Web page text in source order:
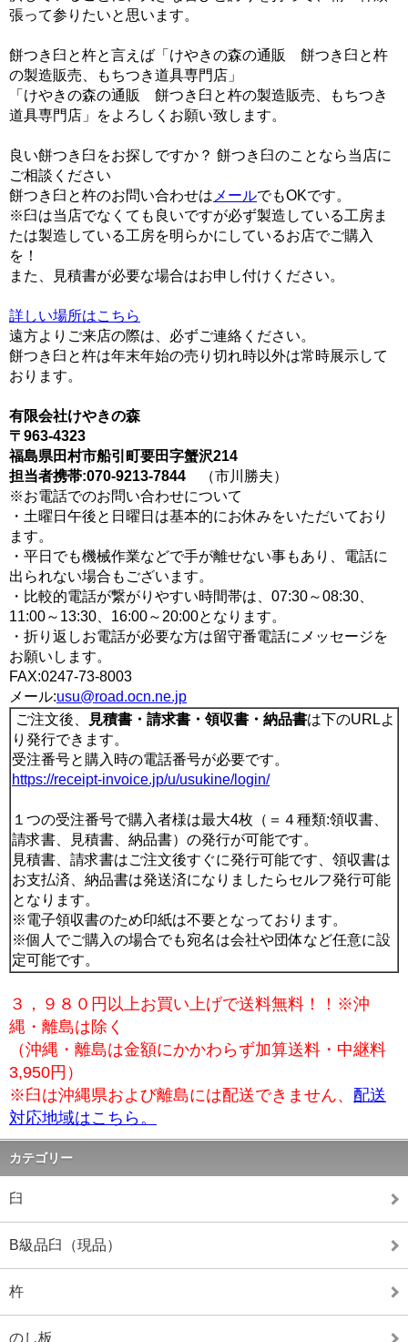
張って参りたいと思います。
餅つき臼と杵と言えば「けやきの森の通販 餅つき臼と杵
の製造販売、もちつき道具専門店」
「けやきの森の通販 餅つき臼と杵の製造販売、もちつき
道具専門店」をよろしくお願い致します。
良い餅つき臼をお探しですか？ 餅つき臼のことなら当店に
ご相談ください
餅つき臼と杵のお問い合わせは メールでもOKです。
※臼は当店でなくても良いですが必ず製造している工房ま
たは製造している工房を明らかにしているお店でご購入
を！
また、見積書が必要な場合はお申し付けください。
詳しい場所はこちら
遠方よりご来店の際は、必ずご連絡ください。
餅つき臼と杵は年末年始の売り切れ時以外は常時展示して
おります。
有限会社けやきの森
〒963-4323
福島県田村市船引町要田字蟹沢214
担当者携帯:070-9213-7844 （市川勝夫）
※お電話でのお問い合わせについて
・土曜日午後と日曜日は基本的にお休みをいただいており
ます。
・平日でも機械作業などで手が離せない事もあり、電話に
出られない場合もございます。
・比較的電話が繋がりやすい時間帯は、07:30～08:30、
11:00～13:30、16:00～20:00となります。
・折り返しお電話が必要な方は留守番電話にメッセージを
お願いします。
FAX:0247-73-8003
メール:usu@road.ocn.ne.jp
ご注文後、
見積書・請求書・領収書・納品書は下のURLよ
り発行できます。
受注番号と購入時の電話番号が必要です。
https://receipt-invoice.jp/u/usukine/login/
１つの受注番号で購入者様は最大4枚（＝４種類:領収書、
請求書、見積書、納品書）の発行が可能です。
見積書、請求書はご注文後すぐに発行可能です、領収書は
お支払済、納品書は発送済になりましたらセルフ発行可能
となります。
※電子領収書のため印紙は不要となっております。
※個人でご購入の場合でも宛名は会社や団体など任意に設
定可能です。
３，９８０円以上お買い上げで送料無料！！※沖
縄・離島は除く
（沖縄・離島は金額にかかわらず加算送料・中継料
3,950円）
※臼は沖縄県および離島には配送できません、 配送
対応地域はこちら。
カテゴリー
臼
B級品臼（現品）
杵
のし板